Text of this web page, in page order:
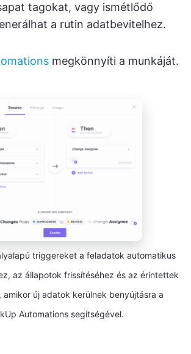
tagokat, vagy ismétlődő
a rutin adatbevitelhez.
megkönnyíti a munkáját.
triggereket a feladatok automatikus
az állapotok frissítéséhez és az érintettek
amikor új adatok kerülnek benyújtásra a
Automations segítségével.